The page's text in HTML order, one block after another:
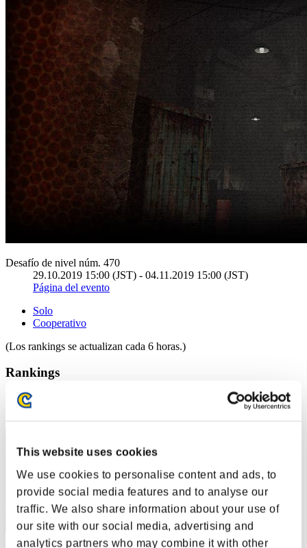
This website uses cookies
We use cookies to personalise content and ads, to
provide social media features and to analyse our
traffic. We also share information about your use of
our site with our social media, advertising and
analytics partners who may combine it with other
Desafío de nivel núm. 470
29.10.2019 15:00 (JST) - 04.11.2019 15:00 (JST)
Página del evento
Solo
Cooperativo
(Los rankings se actualizan cada 6 horas.)
Rankings
Posición